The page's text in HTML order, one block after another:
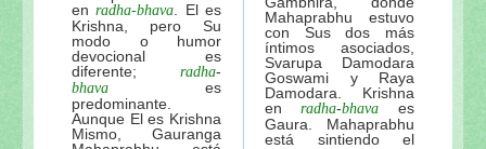
En el camino a Sri Vrindavan-dham 1º de Visuddha-
En el camino a Sri Vrindavan-dham 2º de Visuddha-
INDICE de NOTAS
Visuddha-sattva Das - NOTAS VAISHNAVAS
en radha-bhava . El es
Krishna, pero Su
modo o humor
devocional es
diferente; radha-
bhava es
predominante.
Aunque El es Krishna
Mismo, Gauranga
Mahaprabhu estuvo
con Sus dos más
íntimos asociados,
Svarupa Damodara
Goswami y Raya
Damodara. Krishna
en radha-bhava es
Gaura. Mahaprabhu
está sintiendo el